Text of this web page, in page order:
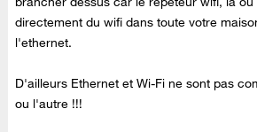
directement du wifi dans toute votre
l'ethernet.
D'ailleurs Ethernet et Wi-Fi ne sont pas
ou l'autre !!!